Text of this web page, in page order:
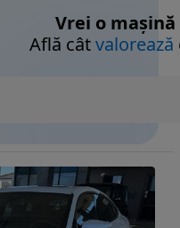
Vrei o mașină
Află câtvalorează